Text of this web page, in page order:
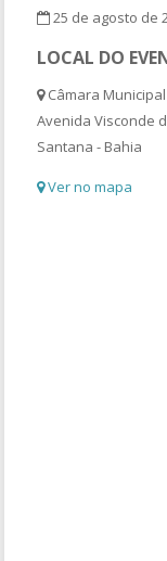
25 de agosto de
LOCAL DO
Câmara
Avenida Visconde
Santana - Bahia
Ver no mapa